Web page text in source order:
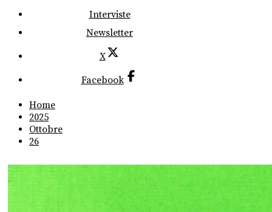
Interviste
Newsletter
X
Facebook
Home
2025
Ottobre
26